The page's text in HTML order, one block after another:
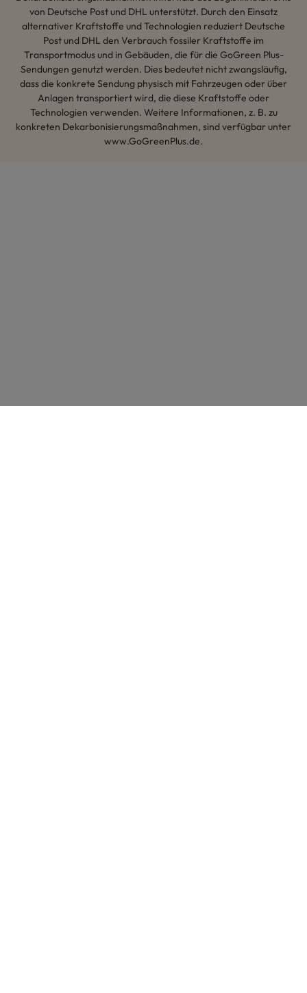
von Deutsche Post und DHL unterstützt. Durch den Einsatz
alternativer Kraftstoffe und Technologien reduziert Deutsche
Post und DHL den Verbrauch fossiler Kraftstoffe im
Transportmodus und in Gebäuden, die für die GoGreen Plus-
Sendungen genutzt werden. Dies bedeutet nicht zwangsläufig,
dass die konkrete Sendung physisch mit Fahrzeugen oder über
Anlagen transportiert wird, die diese Kraftstoffe oder
Technologien verwenden. Weitere Informationen, z. B. zu
konkreten Dekarbonisierungsmaßnahmen, sind verfügbar unter
www.GoGreenPlus.de.